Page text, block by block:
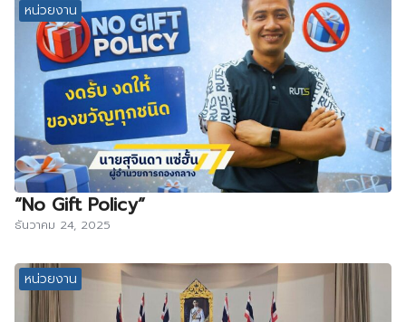
หน่วยงาน
“No Gift Policy”
ธันวาคม 24, 2025
หน่วยงาน